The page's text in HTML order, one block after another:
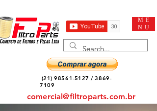
ME
NU
(21) 98561-5127 /3869-
7109
comercial@filtroparts.com.br